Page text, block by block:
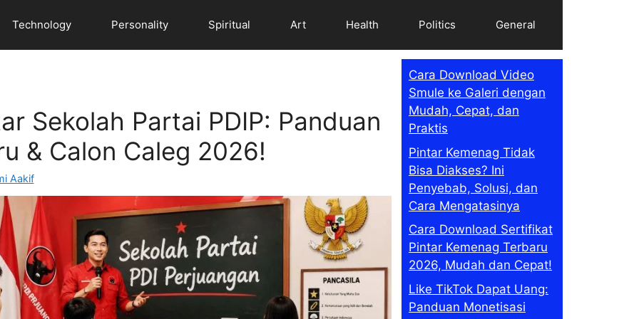
Technology Personality Spiritual Art Health Politics General
Sekolah Partai PDIP: Panduan
& Calon Caleg 2026!
Aakif
Cara Download Video
Smule ke Galeri dengan
Mudah, Cepat, dan
Praktis
Pintar Kemenag Tidak
Bisa Diakses? Ini
Penyebab, Solusi, dan
Cara Mengatasinya
Cara Download Sertifikat
Pintar Kemenag Terbaru
2026, Mudah dan Cepat!
Like TikTok Dapat Uang:
Panduan Monetisasi